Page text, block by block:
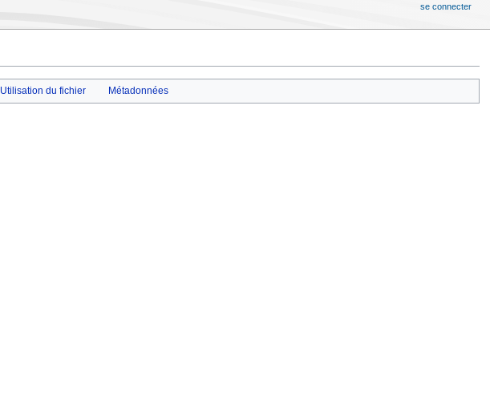
Utilisation du fichier Métadonnées
se connecter